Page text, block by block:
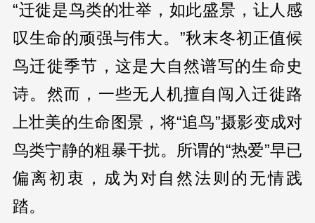
“迁徙是鸟类的壮举，如此盛景，让人感
叹生命的顽强与伟大。”秋末冬初正值候
鸟迁徙季节，这是大自然谱写的生命史
诗。然而，一些无人机擅自闯入迁徙路
上壮美的生命图景，将“追鸟”摄影变成对
鸟类宁静的粗暴干扰。所谓的“热爱”早已
偏离初衷，成为对自然法则的无情践
踏。